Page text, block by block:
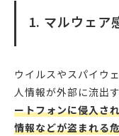
1. マルウェア
ウイルスやスパイウ
人情報が外部に流出
ートフォンに侵入さ
情報などが盗まれる